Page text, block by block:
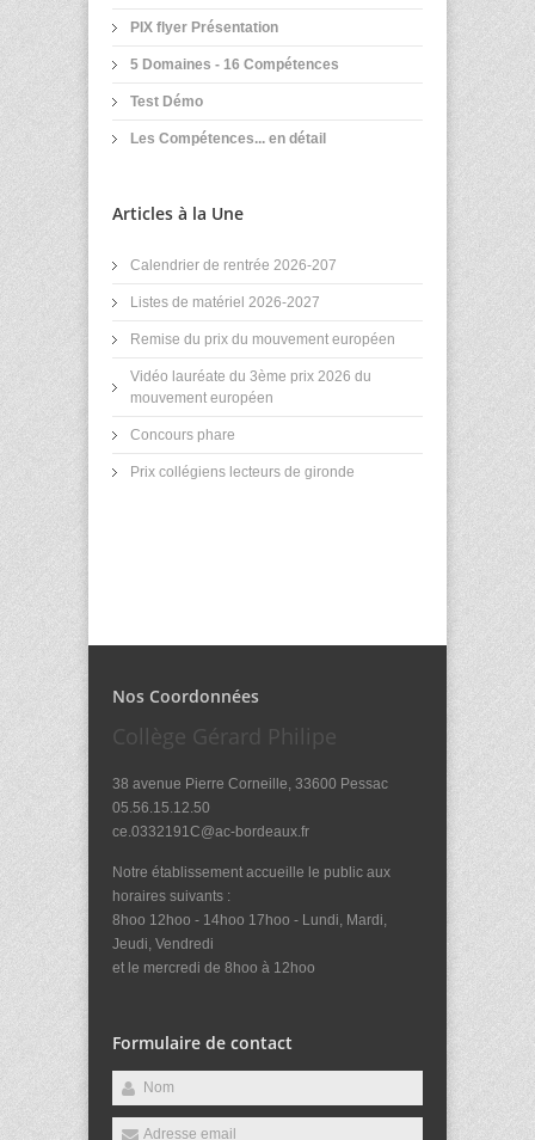
PIX flyer Présentation
5 Domaines - 16 Compétences
Test Démo
Les Compétences... en détail
Articles à la Une
Calendrier de rentrée 2026-207
Listes de matériel 2026-2027
Remise du prix du mouvement européen
Vidéo lauréate du 3ème prix 2026 du
mouvement européen
Concours phare
Prix collégiens lecteurs de gironde
Nos Coordonnées
Collège Gérard Philipe
38 avenue Pierre Corneille, 33600 Pessac
05.56.15.12.50
ce.0332191C@ac-bordeaux.fr
Notre établissement accueille le public aux
horaires suivants :
8hoo 12hoo - 14hoo 17hoo - Lundi, Mardi,
Jeudi, Vendredi
et le mercredi de 8hoo à 12hoo
Formulaire de contact